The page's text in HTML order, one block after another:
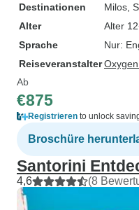
Destinationen
Milos ,
Alter
Alter
Sprache
Nur:
Reiseveranstalter
Ab
€875
Registrieren to unlock
Broschüre
Santorini
4,6 (8